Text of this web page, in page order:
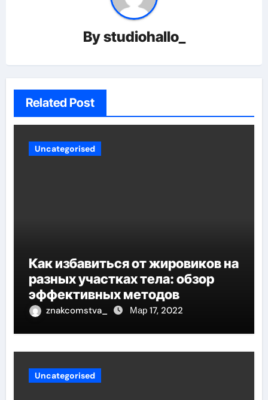
Bystudiohallo_
Related Post
Uncategorised
Как избавиться от жировиков на
разных участках тела: обзор
эффективных методов
znakcomstva_ Мар 17, 2022
Uncategorised